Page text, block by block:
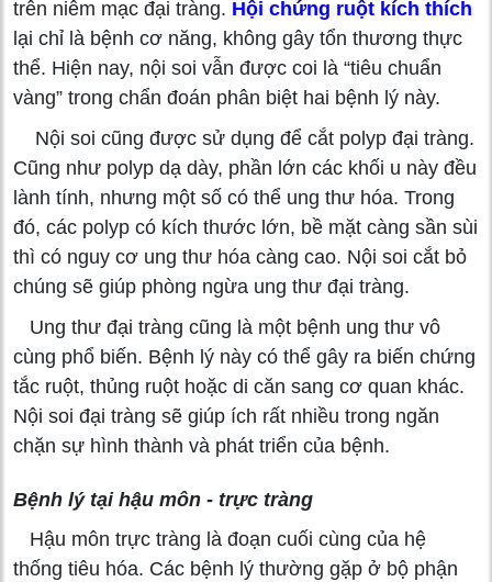
trên niêm mạc đại tràng. Hội chứng ruột kích thích
lại chỉ là bệnh cơ năng, không gây tổn thương thực
thể. Hiện nay, nội soi vẫn được coi là “tiêu chuẩn
vàng” trong chẩn đoán phân biệt hai bệnh lý này.
Nội soi cũng được sử dụng để cắt polyp đại tràng.
Cũng như polyp dạ dày, phần lớn các khối u này đều
lành tính, nhưng một số có thể ung thư hóa. Trong
đó, các polyp có kích thước lớn, bề mặt càng sần sùi
thì có nguy cơ ung thư hóa càng cao. Nội soi cắt bỏ
chúng sẽ giúp phòng ngừa ung thư đại tràng.
Ung thư đại tràng cũng là một bệnh ung thư vô
cùng phổ biến. Bệnh lý này có thể gây ra biến chứng
tắc ruột, thủng ruột hoặc di căn sang cơ quan khác.
Nội soi đại tràng sẽ giúp ích rất nhiều trong ngăn
chặn sự hình thành và phát triển của bệnh.
Bệnh lý tại hậu môn - trực tràng
Hậu môn trực tràng là đoạn cuối cùng của hệ
thống tiêu hóa. Các bệnh lý thường gặp ở bộ phận